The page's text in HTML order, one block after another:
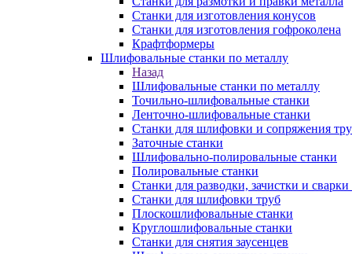
Станки для изготовления конусов
Станки для изготовления гофроколена
Крафтформеры
Шлифовальные станки по металлу
Назад
Шлифовальные станки по металлу
Точильно-шлифовальные станки
Ленточно-шлифовальные станки
Станки для шлифовки и сопряжения
Заточные станки
Шлифовально-полировальные станки
Полировальные станки
Станки для разводки, зачистки и сварки
Станки для шлифовки труб
Плоскошлифовальные станки
Круглошлифовальные станки
Станки для снятия заусенцев